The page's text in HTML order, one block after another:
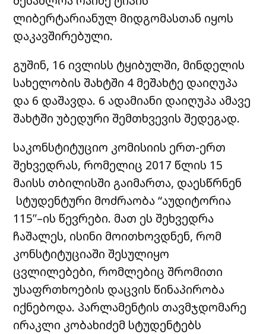
ლიბერტარიანულ მიდგომასთან იყოს
დაკავშირებული.
გუშინ, 16 ივლისს ტყიბულში, მინდელის
სახელობის შახტში 4 მეშახტე დაიღუპა
და 6 დაშავდა. 6 ადამიანი დაიღუპა ამავე
შახტში უბედური შემთხვევის შედეგად.
საკონსტიტუციო კომისიის ერთ-ერთ
შეხვედრას, რომელიც 2017 წლის 15
მაისს თბილისში გაიმართა, დაესწრნენ
სტუდენტური მოძრაობა “აუდიტორია
115″–ის წევრები. მათ ეს შეხვედრა
ჩაშალეს, ისინი მოითხოვდნენ, რომ
კონსტიტუციაში შესულიყო
ცვლილებები, რომლებიც შრომითი
უსაფრთხოების დაცვის წინაპირობა
იქნებოდა. პარლამენტის თავმჯდომარე
ირაკლი კობახიძემ სტუდენტებს